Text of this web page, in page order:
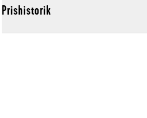
Prishistorik